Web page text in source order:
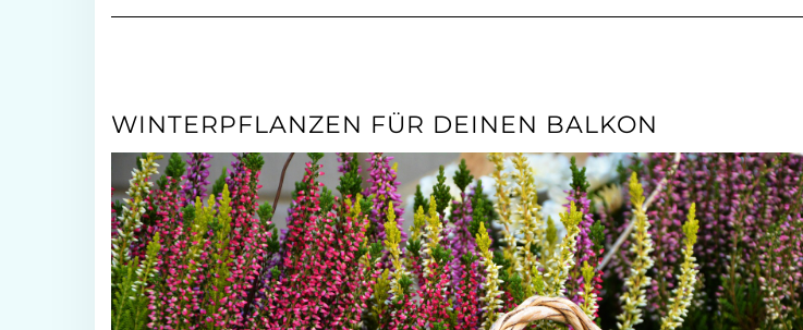
WINTERPFLANZEN FÜR DEINEN BALKON